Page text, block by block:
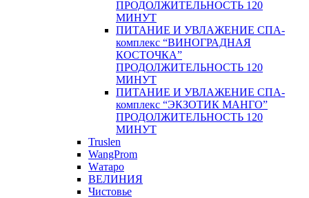
ПРОДОЛЖИТЕЛЬНОСТЬ 120
МИНУТ
ПИТАНИЕ И УВЛАЖЕНИЕ СПА-
комплекс “ВИНОГРАДНАЯ
КОСТОЧКА”
ПРОДОЛЖИТЕЛЬНОСТЬ 120
МИНУТ
ПИТАНИЕ И УВЛАЖЕНИЕ СПА-
комплекс “ЭКЗОТИК МАНГО”
ПРОДОЛЖИТЕЛЬНОСТЬ 120
МИНУТ
Truslen
WangProm
Wатаро
ВЕЛИНИЯ
Чистовье